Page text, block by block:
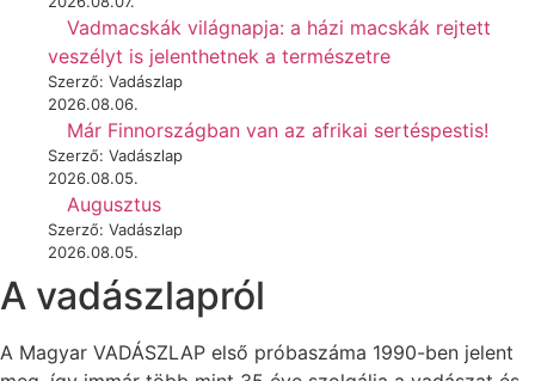
Vadmacskák világnapja: a házi macskák rejtett
veszélyt is jelenthetnek a természetre
Szerző: Vadászlap
2026.08.06.
Már Finnországban van az afrikai sertéspestis!
Szerző: Vadászlap
2026.08.05.
Augusztus
Szerző: Vadászlap
2026.08.05.
A vadászlapról
A Magyar VADÁSZLAP első próbaszáma 1990-ben jelent